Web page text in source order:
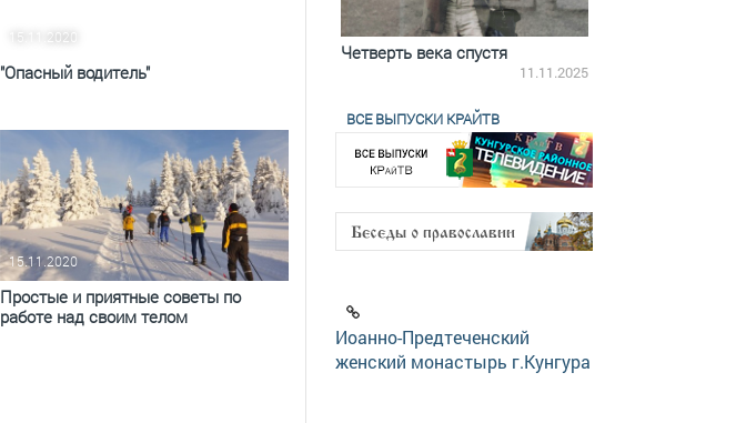
15.11.2020
"Опасный водитель"
15.11.2020
Простые и приятные советы по
работе над своим телом
Четверть века спустя
11.11.2025
ВСЕ ВЫПУСКИ КРАЙТВ
Иоанно-Предтеченский
женский монастырь г.Кунгура